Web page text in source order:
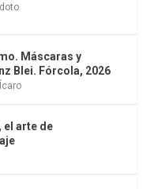
Máscaras y
Blei. Fórcola, 2026
el arte de